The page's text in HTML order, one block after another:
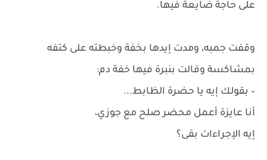
على حاجة ضايعة فيها.
وقفت جمبه، ومدت إيدها بخفة وخبطته على كتفه
بمشاكسة وقالت بنبرة فيها خفة دم:
– بقولك إيه يا حضرة الظابط...
أنا عايزة أعمل محضر صلح مع جوزي،
إيه الإجراءات بقى؟